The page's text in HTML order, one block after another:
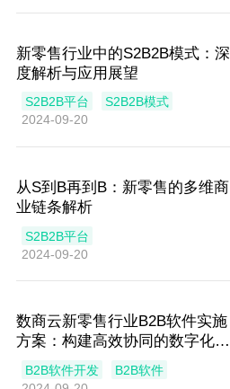
新零售行业中的S2B2B模式：深
度解析与应用展望
S2B2B平台
S2B2B模式
2024-09-20
从S到B再到B：新零售的多维商
业链条解析
S2B2B平台
2024-09-20
数商云新零售行业B2B软件实施
方案：构建高效协同的数字化供
应链生态
B2B软件开发
B2B软件